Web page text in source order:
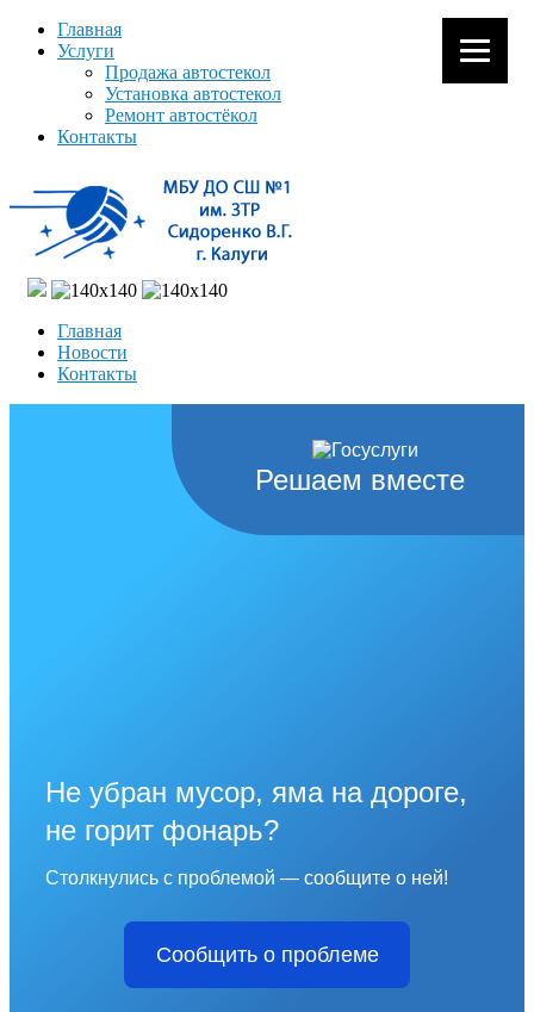
Главная
Услуги
Продажа автостекол
Установка автостекол
Ремонт автостёкол
Контакты
Главная
Новости
Контакты
Решаем вместе
Не убран мусор, яма на дороге,
не горит фонарь?
Столкнулись с проблемой — сообщите о ней!
Сообщить о проблеме